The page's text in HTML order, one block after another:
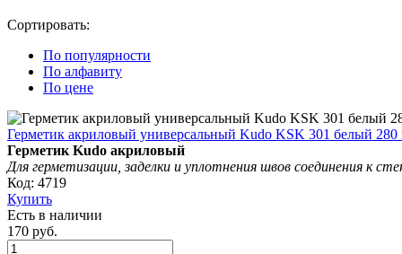
Сортировать:
По популярности
По алфавиту
По цене
Герметик акриловый универсальный Kudo KSK 301 белый 280
Герметик Kudo акриловый
Для герметизации, заделки и уплотнения швов соединения к
Код: 4719
Купить
Есть в наличии
170 руб.